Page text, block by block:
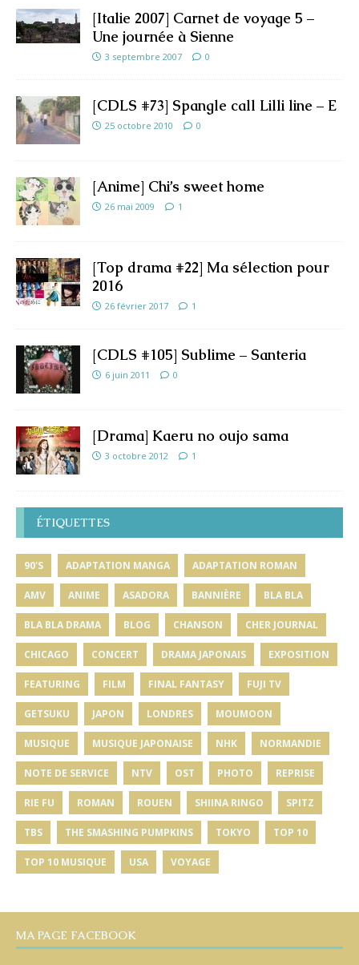
[Italie 2007] Carnet de voyage 5 –
Une journée à Sienne
3 septembre 2007 0
[CDLS #73] Spangle call Lilli line – E
25 octobre 2010 0
[Anime] Chi’s sweet home
26 mai 2009 1
[Top drama #22] Ma sélection pour
2016
26 février 2017 1
[CDLS #105] Sublime – Santeria
6 juin 2011 0
[Drama] Kaeru no oujo sama
3 octobre 2012 1
ÉTIQUETTES
90'S ADAPTATION MANGA ADAPTATION ROMAN
AMV ANIME ASADORA BANNIÈRE BLA BLA
BLA BLA DRAMA BLOG CHANSON CHER JOURNAL
CHICAGO CONCERT DRAMA JAPONAIS EXPOSITION
FEATURING FILM FINAL FANTASY FUJI TV
GETSUKU JAPON LONDRES MOUMOON
MUSIQUE MUSIQUE JAPONAISE NHK NORMANDIE
NOTE DE SERVICE NTV OST PHOTO REPRISE
RIE FU ROMAN ROUEN SHIINA RINGO SPITZ
TBS THE SMASHING PUMPKINS TOKYO TOP 10
TOP 10 MUSIQUE USA VOYAGE
MA PAGE FACEBOOK